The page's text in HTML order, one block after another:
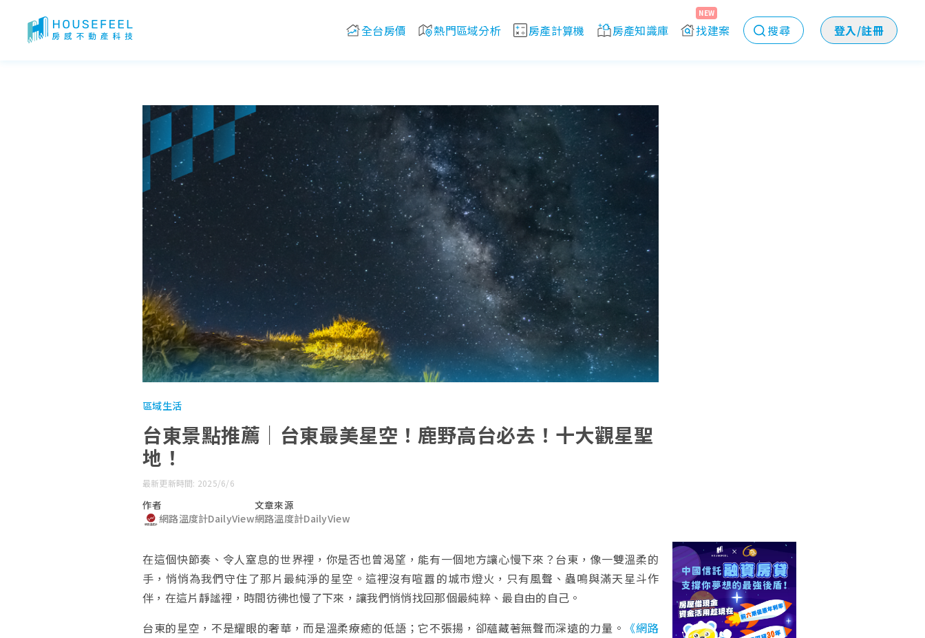
全台房價 熱門區域分析 房產計算機 房產知識庫 找建案
NEW
搜尋 登入/註冊
區域生活
台東景點推薦｜台東最美星空！鹿野高台必去！十大觀星聖
地！
最新更新時間: 2025/6/6
作者
網路溫度計DailyView
文章來源
網路溫度計DailyView
在這個快節奏、令人窒息的世界裡，你是否也曾渴望，能有一個地方讓心慢下來？台東，像一雙溫柔的
手，悄悄為我們守住了那片最純淨的星空。這裡沒有喧囂的城市燈火，只有風聲、蟲鳴與滿天星斗作
伴，在這片靜謐裡，時間彷彿也慢了下來，讓我們悄悄找回那個最純粹、最自由的自己。
台東的星空，不是耀眼的奢華，而是溫柔療癒的低語；它不張揚，卻蘊藏著無聲而深遠的力量。 《網路